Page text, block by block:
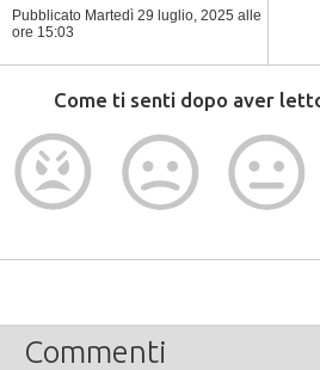
Pubblicato Martedì 29 luglio, 2025 alle
ore 15:03
Come ti senti dopo aver
Commenti